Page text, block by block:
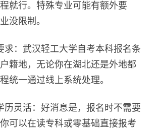
就行。特殊专业可能有额外要
没限制。
：武汉轻工大学自考本科报名条
籍地，无论你在湖北还是外地都
统一通过线上系统处理。
灵活：好消息是，报名时不需要
可以在读专科或零基础直接报考